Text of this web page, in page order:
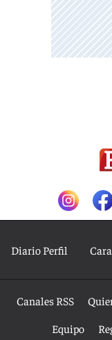
Diario Perfil
Canales RSS
Equipo